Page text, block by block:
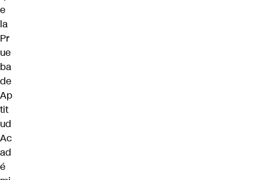
e
la
Pr
ue
ba
de
Ap
tit
ud
Ac
ad
é